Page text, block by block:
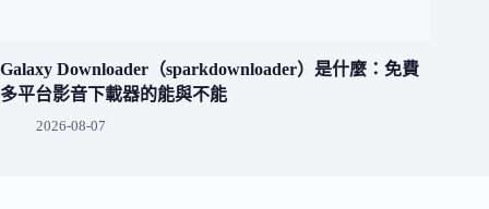
Galaxy Downloader（sparkdownloader）是什麼：免費
多平台影音下載器的能與不能
2026-08-07